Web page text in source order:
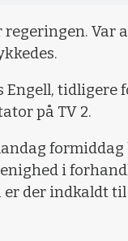
Var
Engell, tidligere
på TV 2.
formiddag
i
der indkaldt